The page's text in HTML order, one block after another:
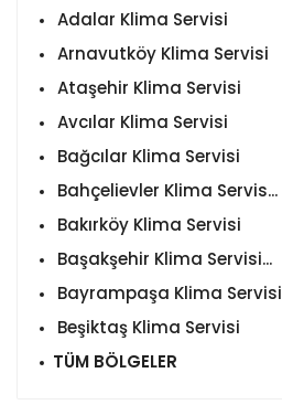
Adalar Klima Servisi
Arnavutköy Klima Servisi
Ataşehir Klima Servisi
Avcılar Klima Servisi
Bağcılar Klima Servisi
Bahçelievler Klima Servis...
Bakırköy Klima Servisi
Başakşehir Klima Servisi...
Bayrampaşa Klima Servisi
Beşiktaş Klima Servisi
TÜM BÖLGELER